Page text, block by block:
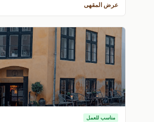
عرض المقهى
مناسب للعمل